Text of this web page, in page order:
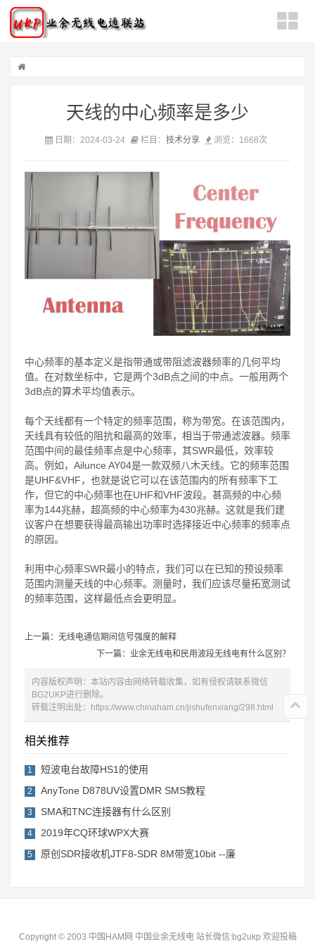
天线的中心频率是多少
日期：2024-03-24 栏目： 技术分享 浏览： 1668次
中心频率的基本定义是指带通或带阻滤波器频率的几何平均
值。在对数坐标中，它是两个3dB点之间的中点。一般用两个
3dB点的算术平均值表示。
每个天线都有一个特定的频率范围，称为带宽。在该范围内，
天线具有较低的阻抗和最高的效率，相当于带通滤波器。频率
范围中间的最佳频率点是中心频率，其SWR最低，效率较
高。例如，Ailunce AY04是一款双频八木天线。它的频率范围
是UHF&VHF，也就是说它可以在该范围内的所有频率下工
作，但它的中心频率也在UHF和VHF波段。甚高频的中心频
率为144兆赫，超高频的中心频率为430兆赫。这就是我们建
议客户在想要获得最高输出功率时选择接近中心频率的频率点
的原因。
利用中心频率SWR最小的特点，我们可以在已知的预设频率
范围内测量天线的中心频率。测量时，我们应该尽量拓宽测试
的频率范围，这样最低点会更明显。
上一篇：无线电通信期间信号强度的解释
下一篇：业余无线电和民用波段无线电有什么区别？
内容版权声明：本站内容由网络转载收集，如有侵权请联系微信
BG2UKP进行删除。
转载注明出处：
https://www.chinaham.cn/jishufenxiang/298.html
相关推荐
1 短波电台故障HS1的使用
2 AnyTone D878UV设置DMR SMS教程
3 SMA和TNC连接器有什么区别
4 2019年CQ环球WPX大赛
5 原创SDR接收机JTF8-SDR 8M带宽10bit --廉
Copyright © 2003 中国HAM网 中国业余无线电 站长微信:bg2ukp 欢迎投稿